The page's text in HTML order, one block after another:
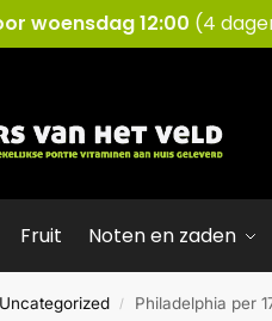
woensdag 12:00 (4
Fruit Noten en zaden
Uncategorized / Philadelphia per